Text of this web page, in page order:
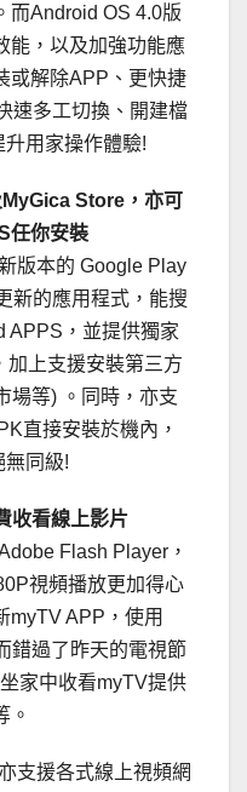
而Android OS 4.0版
能，以及加強功能應
或解除APP、更快捷
速多工切換、開建檔
用家操作體驗!
Store，亦可
任你安裝
版本的 Google Play
新的應用程式，能搜
APPS，並提供獨家
加上支援安裝第三方
場等) 。同時，亦支
直接安裝於機內，
同級!
收看線上影片
Flash Player，
視頻播放更加得心
myTV APP，使用
錯過了昨天的電視節
家中收看myTV提供
。
支援各式線上視頻網